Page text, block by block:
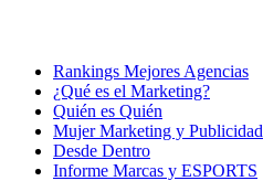
Rankings Mejores Agencias
¿Qué es el Marketing?
Quién es Quién
Mujer Marketing y Publicidad
Desde Dentro
Informe Marcas y ESPORTS